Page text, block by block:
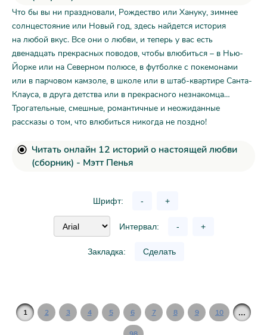
Что бы вы ни праздновали, Рождество или Хануку, зимнее
солнцестояние или Новый год, здесь найдется история
на любой вкус. Все они о любви, и теперь у вас есть
двенадцать прекрасных поводов, чтобы влюбиться – в Нью-
Йорке или на Северном полюсе, в футболке с покемонами
или в парчовом камзоле, в школе или в штаб-квартире Санта-
Клауса, в друга детства или в прекрасного незнакомца…
Трогательные, смешные, романтичные и неожиданные
рассказы о том, что влюбиться никогда не поздно!
Читать онлайн 12 историй о настоящей любви
(сборник) - Мэтт Пенья
Шрифт: - +
Интервал: - +
Закладка: Сделать
1 2 3 4 5 6 7 8 9 10 ...